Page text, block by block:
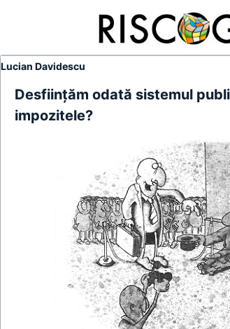
Lucian Davidescu
Desfiinţăm odată sistemul
impozitele?